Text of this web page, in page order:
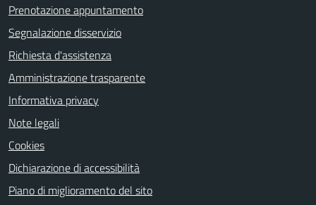
Prenotazione appuntamento
Segnalazione disservizio
Richiesta d'assistenza
Amministrazione trasparente
Informativa privacy
Note legali
Cookies
Dichiarazione di accessibilità
Piano di miglioramento del sito